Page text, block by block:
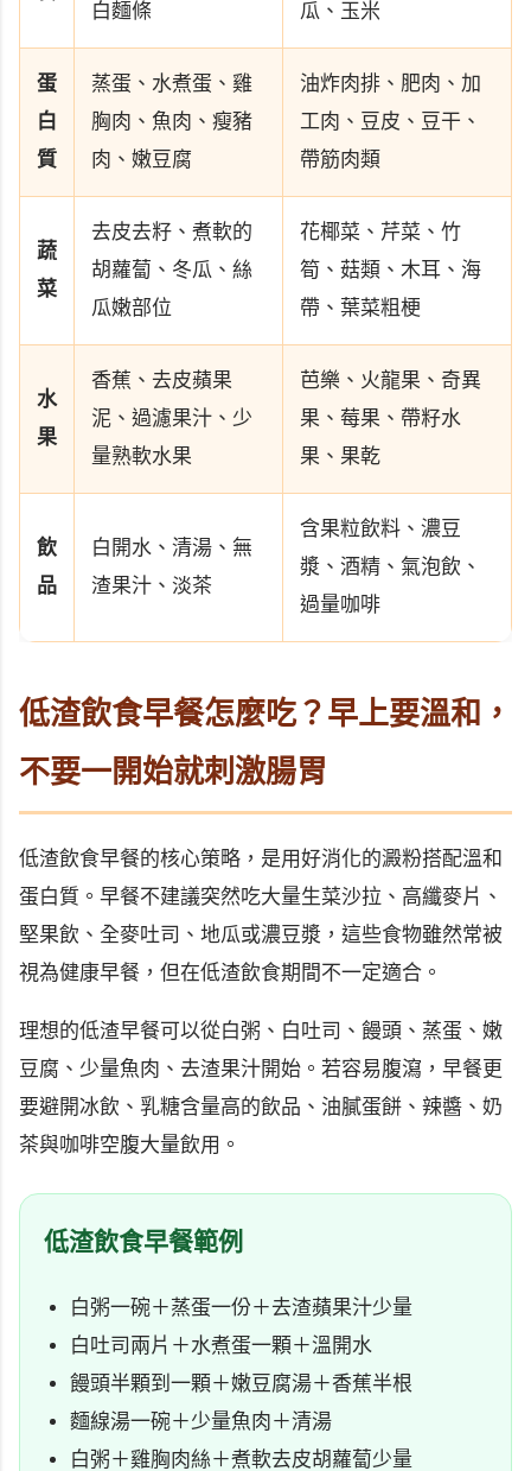
白麵條
瓜、玉米
蛋
白
質
蒸蛋、水煮蛋、雞
胸肉、魚肉、瘦豬
肉、嫩豆腐
油炸肉排、肥肉、加
工肉、豆皮、豆干、
帶筋肉類
蔬
菜
去皮去籽、煮軟的
胡蘿蔔、冬瓜、絲
瓜嫩部位
花椰菜、芹菜、竹
筍、菇類、木耳、海
帶、葉菜粗梗
水
果
香蕉、去皮蘋果
泥、過濾果汁、少
量熟軟水果
芭樂、火龍果、奇異
果、莓果、帶籽水
果、果乾
飲
品
白開水、清湯、無
渣果汁、淡茶
含果粒飲料、濃豆
漿、酒精、氣泡飲、
過量咖啡
低渣飲食早餐怎麼吃？早上要溫和，
不要一開始就刺激腸胃
低渣飲食早餐的核心策略，是用好消化的澱粉搭配溫和
蛋白質。早餐不建議突然吃大量生菜沙拉、高纖麥片、
堅果飲、全麥吐司、地瓜或濃豆漿，這些食物雖然常被
視為健康早餐，但在低渣飲食期間不一定適合。
理想的低渣早餐可以從白粥、白吐司、饅頭、蒸蛋、嫩
豆腐、少量魚肉、去渣果汁開始。若容易腹瀉，早餐更
要避開冰飲、乳糖含量高的飲品、油膩蛋餅、辣醬、奶
茶與咖啡空腹大量飲用。
低渣飲食早餐範例
白粥一碗＋蒸蛋一份＋去渣蘋果汁少量
白吐司兩片＋水煮蛋一顆＋溫開水
饅頭半顆到一顆＋嫩豆腐湯＋香蕉半根
麵線湯一碗＋少量魚肉＋清湯
白粥＋雞胸肉絲＋煮軟去皮胡蘿蔔少量